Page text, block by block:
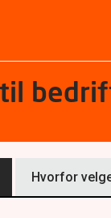
Hvorfor